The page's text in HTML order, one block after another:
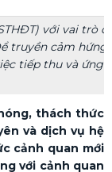
với vai trò
truyền cảm
tiếp thu và
thách thức
và dịch vụ hệ
cảnh quan mới
với cảnh quan